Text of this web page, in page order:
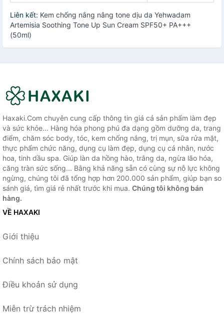
Liên kết: Kem chống nắng nâng tone dịu da Yehwadam
Artemisia Soothing Tone Up Sun Cream SPF50+ PA+++
(50ml)
Haxaki.Com chuyên cung cấp thông tin giá cả sản phẩm làm đẹp
và sức khỏe... Hàng hóa phong phú đa dạng gồm dưỡng da, trang
điểm, chăm sóc body, tóc, kem chống nắng, trị mụn, sữa rửa mặt,
thực phẩm chức năng, dụng cụ làm đẹp, dụng cụ cá nhân, nước
hoa, tinh dầu spa. Giúp làn da hồng hào, trắng da, ngừa lão hóa,
căng tràn sức sống... Bằng khả năng sẵn có cùng sự nỗ lực không
ngừng, chúng tôi đã tổng hợp hơn 200.000 sản phẩm, giúp bạn so
sánh giá, tìm giá rẻ nhất trước khi mua. Chúng tôi không bán
hàng.
VỀ HAXAKI
Giới thiệu
Chính sách bảo mật
Điều khoản sử dụng
Miễn trừ trách nhiệm